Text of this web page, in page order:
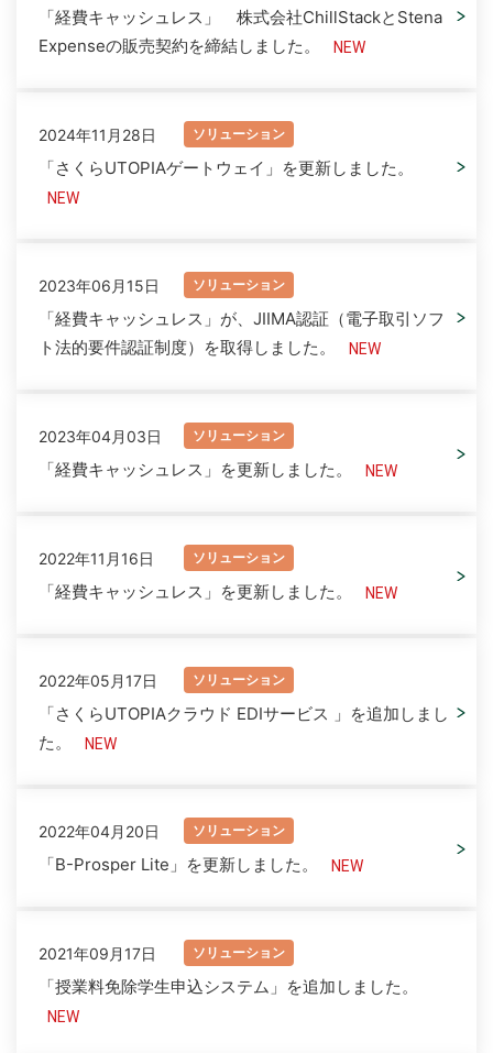
「経費キャッシュレス」 株式会社ChillStackとStena
Expenseの販売契約を締結しました。
2024年11月28日 ソリューション
「さくらUTOPIAゲートウェイ」を更新しました。
2023年06月15日 ソリューション
「経費キャッシュレス」が、JIIMA認証（電子取引ソフ
ト法的要件認証制度）を取得しました。
2023年04月03日 ソリューション
「経費キャッシュレス」を更新しました。
2022年11月16日 ソリューション
「経費キャッシュレス」を更新しました。
2022年05月17日 ソリューション
「さくらUTOPIAクラウド EDIサービス 」を追加しまし
た。
2022年04月20日 ソリューション
「B-Prosper Lite」を更新しました。
2021年09月17日 ソリューション
「授業料免除学生申込システム」を追加しました。